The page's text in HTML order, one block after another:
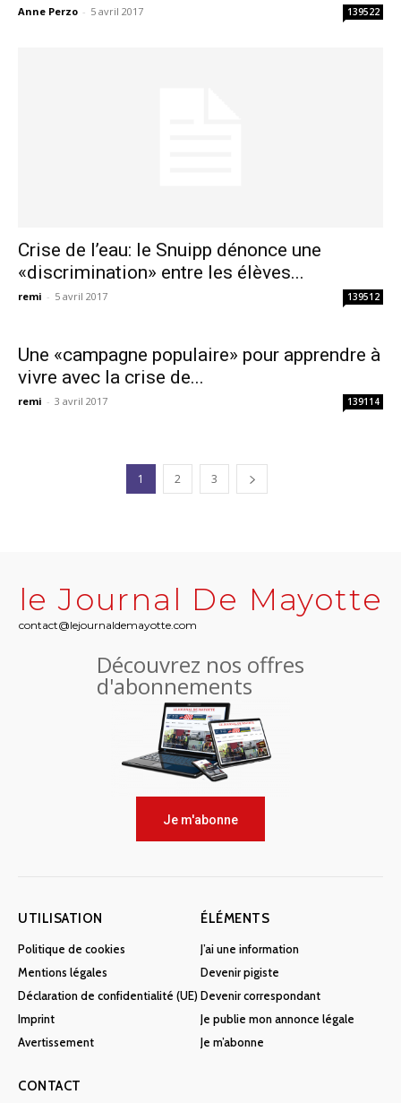
Anne Perzo - 5 avril 2017 139522
Crise de l’eau: le Snuipp dénonce une
«discrimination» entre les élèves...
remi - 5 avril 2017 139512
Une «campagne populaire» pour apprendre à
vivre avec la crise de...
remi - 3 avril 2017 139114
1 2 3
le Journal De Mayotte
contact@lejournaldemayotte.com
Découvrez nos offres
d'abonnements
Je m'abonne
UTILISATION
Politique de cookies
Mentions légales
Déclaration de confidentialité (UE)
Imprint
Avertissement
ÉLÉMENTS
J’ai une information
Devenir pigiste
Devenir correspondant
Je publie mon annonce légale
Je m’abonne
CONTACT